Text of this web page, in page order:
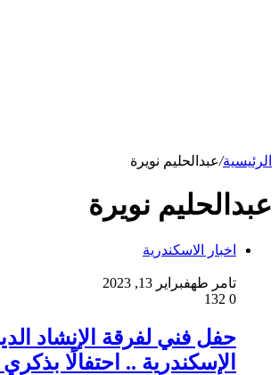
الرئيسية/عبدالحليم نويرة
عبدالحليم نويرة
اخبار الاسكندرية
تامر طهفبراير 13, 2023
0
حفل فني لفرقة الإنشاد
الإسكندرية .. احتفالًا